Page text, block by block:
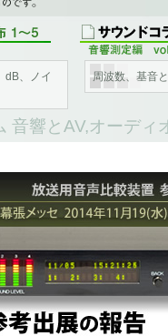
dB、ノイ
周波数、基音
音響とAV,オーディ
報告 - 幕張メッセ 2014年11月
送機器展に参考出展しました。